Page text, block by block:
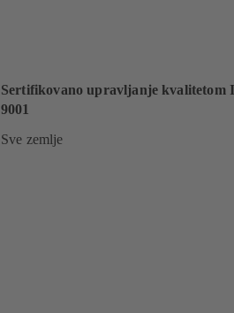
Sertifikovano upravljanje kvalitetom
9001
Sve zemlje